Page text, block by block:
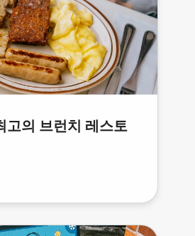
고의 브런치 레스토